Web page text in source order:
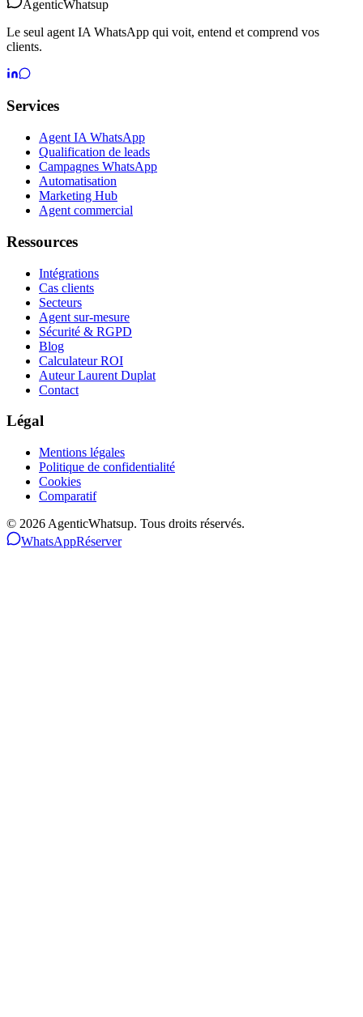
AgenticWhatsup
Le seul agent IA WhatsApp qui voit, entend et comprend vos
clients.
Services
Agent IA WhatsApp
Qualification de leads
Campagnes WhatsApp
Automatisation
Marketing Hub
Agent commercial
Ressources
Intégrations
Cas clients
Secteurs
Agent sur-mesure
Sécurité & RGPD
Blog
Calculateur ROI
Auteur Laurent Duplat
Contact
Légal
Mentions légales
Politique de confidentialité
Cookies
Comparatif
© 2026 AgenticWhatsup. Tous droits réservés.
WhatsAppRéserver